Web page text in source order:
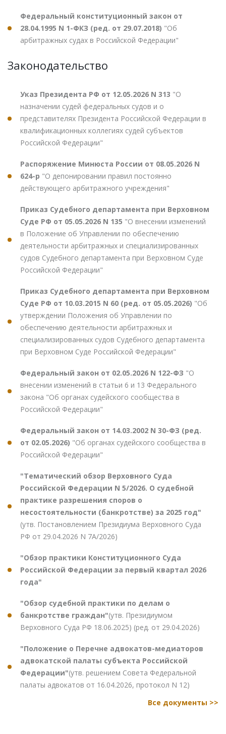
Федеральный конституционный закон от
28.04.1995 N 1-ФКЗ (ред. от 29.07.2018) "Об
арбитражных судах в Российской Федерации"
Законодательство
Указ Президента РФ от 12.05.2026 N 313 "О
назначении судей федеральных судов и о
представителях Президента Российской Федерации в
квалификационных коллегиях судей субъектов
Российской Федерации"
Распоряжение Минюста России от 08.05.2026 N
624-р "О депонировании правил постоянно
действующего арбитражного учреждения"
Приказ Судебного департамента при Верховном
Суде РФ от 05.05.2026 N 135 "О внесении изменений
в Положение об Управлении по обеспечению
деятельности арбитражных и специализированных
судов Судебного департамента при Верховном Суде
Российской Федерации"
Приказ Судебного департамента при Верховном
Суде РФ от 10.03.2015 N 60 (ред. от 05.05.2026) "Об
утверждении Положения об Управлении по
обеспечению деятельности арбитражных и
специализированных судов Судебного департамента
при Верховном Суде Российской Федерации"
Федеральный закон от 02.05.2026 N 122-ФЗ "О
внесении изменений в статьи 6 и 13 Федерального
закона "Об органах судейского сообщества в
Российской Федерации"
Федеральный закон от 14.03.2002 N 30-ФЗ (ред.
от 02.05.2026) "Об органах судейского сообщества в
Российской Федерации"
"Тематический обзор Верховного Суда
Российской Федерации N 5/2026. О судебной
практике разрешения споров о
несостоятельности (банкротстве) за 2025 год"
(утв. Постановлением Президиума Верховного Суда
РФ от 29.04.2026 N 7А/2026)
"Обзор практики Конституционного Суда
Российской Федерации за первый квартал 2026
года"
"Обзор судебной практики по делам о
банкротстве граждан"(утв. Президиумом
Верховного Суда РФ 18.06.2025) (ред. от 29.04.2026)
"Положение о Перечне адвокатов-медиаторов
адвокатской палаты субъекта Российской
Федерации"(утв. решением Совета Федеральной
палаты адвокатов от 16.04.2026, протокол N 12)
Все документы >>